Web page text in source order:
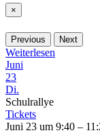
×
Previous Next
Weiterlesen
Juni
23
Di.
Schulrallye
Tickets
Juni 23 um 9:40 –